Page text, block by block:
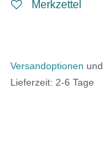
Merkzettel
Versandoptionen und
Lieferzeit: 2-6 Tage